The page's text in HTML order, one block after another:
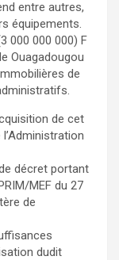
entre autres,
équipements.
000 000 000) F
Ouagadougou
de
de cet
décret portant
MEF du 27
de
dudit